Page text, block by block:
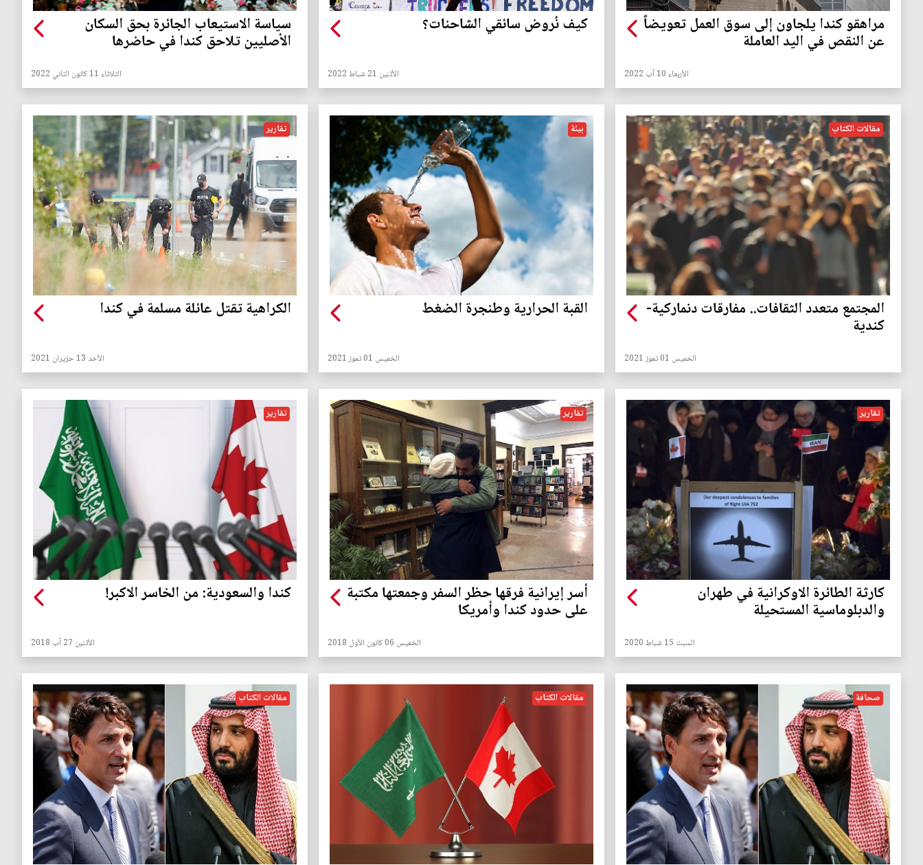
مراهقو كندا يلجاون إلى سوق العمل تعويضاً
عن النقص في اليد العاملة
الأربعاء 10 آب 2022
كيف نُروض سائقي الشاحنات؟
الأثنين 21 شباط 2022
سياسة الاستيعاب الجائرة بحق السكان
الأصليين تلاحق كندا في حاضرها
الثلاثاء 11 كانون الثاني 2022
مقالات الكتاب
المجتمع متعدد الثقافات.. مفارقات دنماركية-
كندية
الخميس 01 تموز 2021
بيئة
القبة الحرارية وطنجرة الضغط
الخميس 01 تموز 2021
تقارير
الكراهية تقتل عائلة مسلمة في كندا
الأحد 13 حزيران 2021
تقارير
كارثة الطائرة الاوكرانية في طهران
والدبلوماسية المستحيلة
السبت 15 شباط 2020
تقارير
أسر إيرانية فرقها حظر السفر وجمعتها مكتبة
على حدود كندا وأمريكا
الخميس 06 كانون الأول 2018
تقارير
كندا والسعودية: من الخاسر الاكبر!
الأثنين 27 آب 2018
صحافة مقالات الكتاب مقالات الكتاب